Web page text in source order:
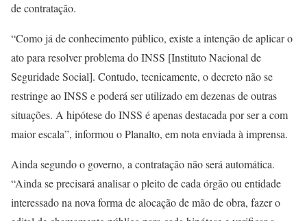
de contratação.
“Como já de conhecimento público, existe a intenção de aplicar o
ato para resolver problema do INSS [Instituto Nacional de
Seguridade Social]. Contudo, tecnicamente, o decreto não se
restringe ao INSS e poderá ser utilizado em dezenas de outras
situações. A hipótese do INSS é apenas destacada por ser a com
maior escala”, informou o Planalto, em nota enviada à imprensa.
Ainda segundo o governo, a contratação não será automática.
“Ainda se precisará analisar o pleito de cada órgão ou entidade
interessado na nova forma de alocação de mão de obra, fazer o